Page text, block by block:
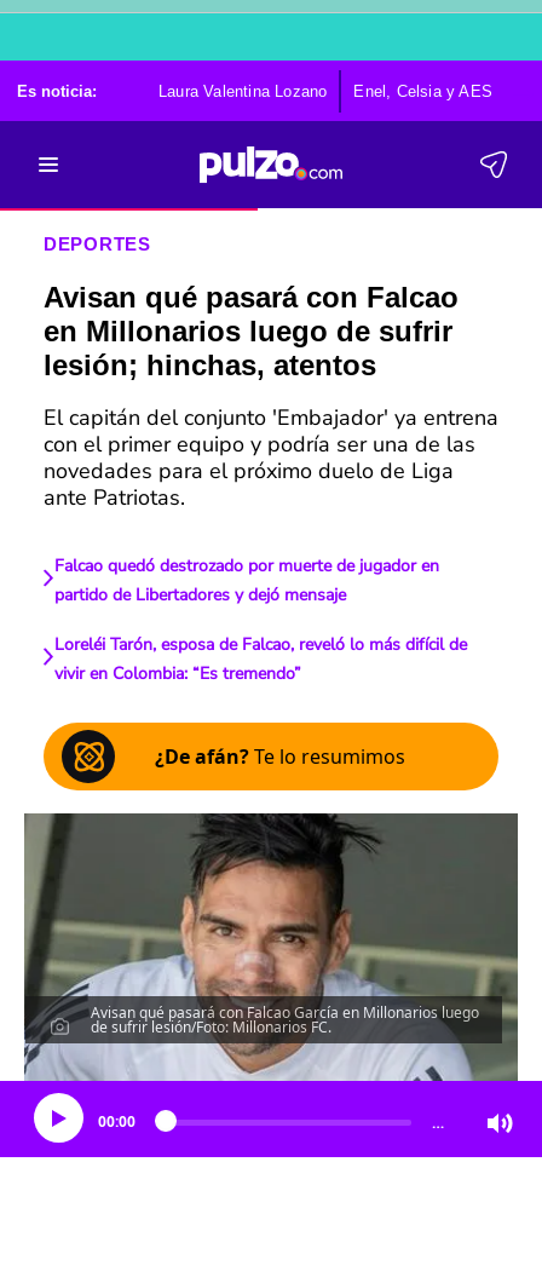
Es noticia: Laura Valentina Lozano Enel, Celsia y AES
DEPORTES
Avisan qué pasará con Falcao
en Millonarios luego de sufrir
lesión; hinchas, atentos
El capitán del conjunto 'Embajador' ya entrena
con el primer equipo y podría ser una de las
novedades para el próximo duelo de Liga
ante Patriotas.
Falcao quedó destrozado por muerte de jugador en
partido de Libertadores y dejó mensaje
Loreléi Tarón, esposa de Falcao, reveló lo más difícil de
vivir en Colombia: “Es tremendo”
¿De afán?Te lo resumimos
Avisan qué pasará con Falcao García en Millonarios luego
de sufrir lesión/Foto: Millonarios FC.
Escucha el artículo
00:00 …